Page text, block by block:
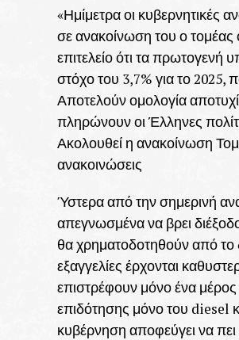
«Ημίμετρα οι κυβερνητικές
σε ανακοίνωση του ο τομέας
επιτελείο ότι τα
στόχο του 3,7% για το 2025,
Αποτελούν ομολογία
πληρώνουν οι Έλληνες
Ακολουθεί η ανακοίνωση
ανακοινώσεις
Ύστερα από την σημερινή
απεγνωσμένα να βρει
θα χρηματοδοτηθούν από το
εξαγγελίες έρχονται
επιστρέφουν μόνο ένα
επιδότησης μόνο του diesel
κυβέρνηση αποφεύγει να